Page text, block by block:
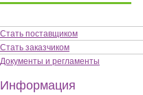
Стать поставщиком
Стать заказчиком
Документы и регламенты
Информация